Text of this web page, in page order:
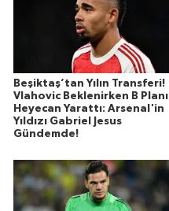
Beşiktaş’tan Yılın Transferi!
Vlahovic Beklenirken B Planı
Heyecan Yarattı: Arsenal'in
Yıldızı Gabriel Jesus
Gündemde!